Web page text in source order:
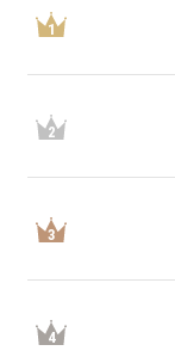
1
2
3
4